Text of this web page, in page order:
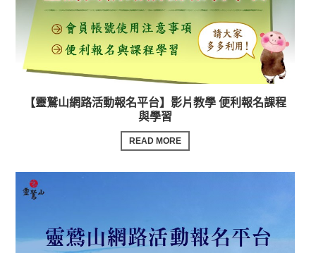
【靈鷲山網路活動報名平台】影片教學 便利報名課程
與學習
READ MORE